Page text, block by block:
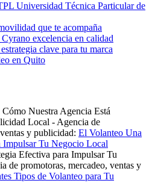
Universidad Técnica Particular de
que te acompaña
excelencia en calidad
clave para tu marca
en Quito
Nuestra Agencia Está
Local - Agencia de
y publicidad: El Volanteo Una
Impulsar Tu Negocio Local
Efectiva para Impulsar Tu
de promotoras, mercadeo, ventas y
Tipos de Volanteo para Tu